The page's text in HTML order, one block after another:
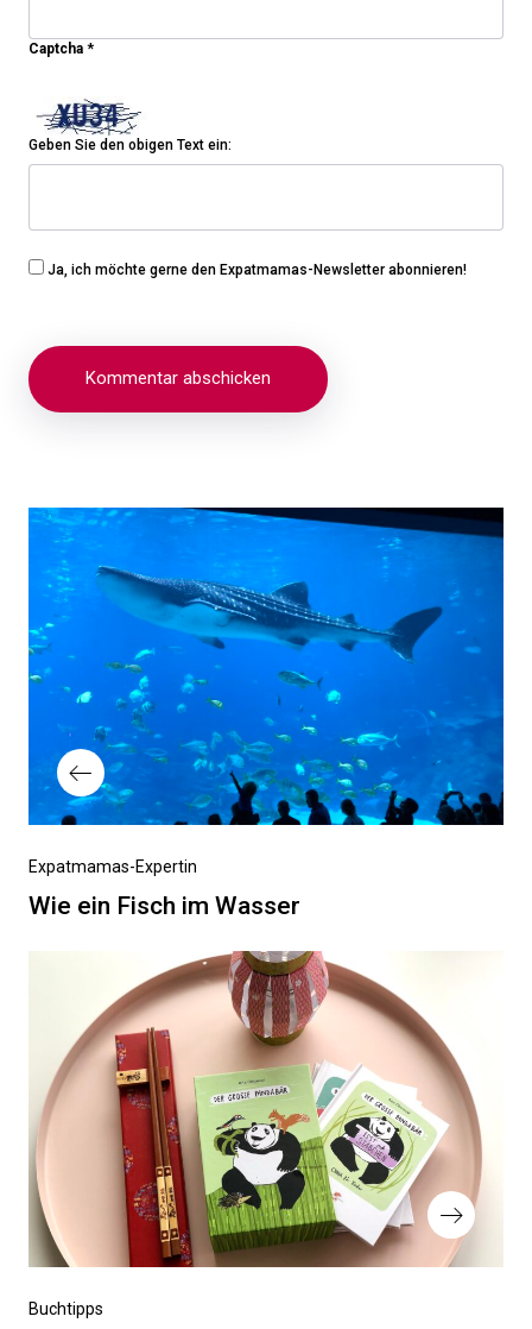
Captcha *
Geben Sie den obigen Text ein:
Ja, ich möchte gerne den Expatmamas-Newsletter abonnieren!
Beitragsnavigation
Vorheriger
Beitrag
Expatmamas-Expertin
Wie ein Fisch im Wasser
Nächster
Buchtipps